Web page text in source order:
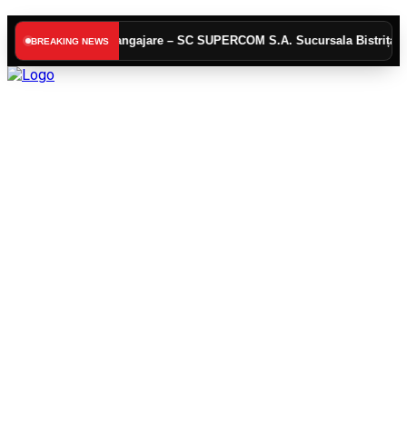
BREAKING NEWS
angajare – SC SUPERCOM S.A. Sucursala Bistrița